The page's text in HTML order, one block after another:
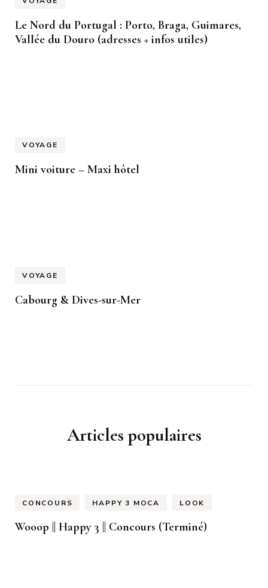
Le Nord du Portugal : Porto, Braga, Guimares,
Vallée du Douro (adresses + infos utiles)
VOYAGE
Mini voiture – Maxi hôtel
VOYAGE
Cabourg & Dives-sur-Mer
Articles populaires
CONCOURS HAPPY 3 MOCA LOOK
Wooop || Happy 3 || Concours (Terminé)